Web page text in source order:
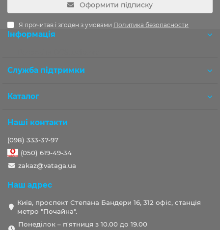
Оформити підписку
Я прочитав і згоден з умовами Политика безопасности
Інформація
Служба підтримки
Каталог
Наші контакти
(098) 333-37-97
(050) 619-49-34
zakaz@vataga.ua
Наш адрес
Київ, проспект Степана Бандери 16, 312 офіс, станція
метро "Почайна".
Понеділок – п'ятниця з 10.00 до 19.00